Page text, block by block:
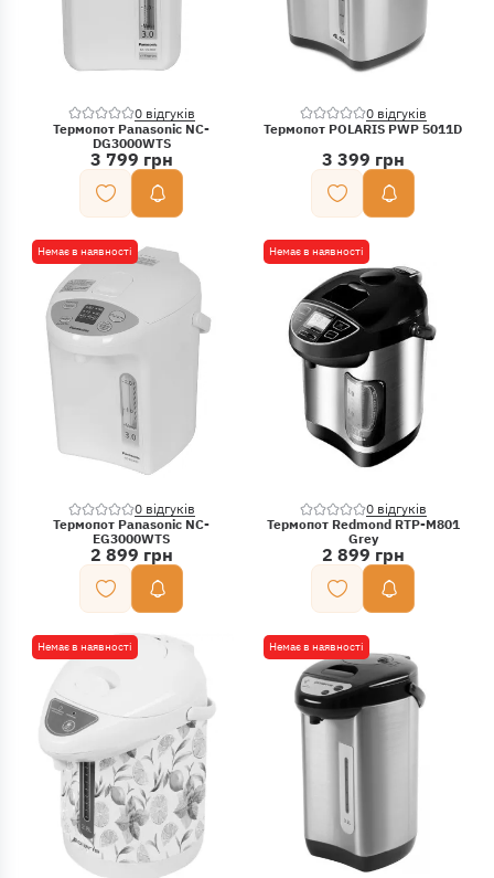
0 відгуків
Термопот Panasonic NC-
DG3000WTS
3 799 грн
0 відгуків
Термопот POLARIS PWP 5011D
3 399 грн
Немає в наявності
0 відгуків
Термопот Panasonic NC-
EG3000WTS
2 899 грн
Немає в наявності
0 відгуків
Термопот Redmond RTP-M801
Grey
2 899 грн
Немає в наявності Немає в наявності